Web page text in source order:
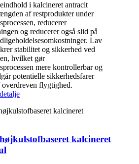
i kalcineret antracit
af ​​restprodukter under
reducerer
og reducerer også slid på
Lav
stabilitet og sikkerhed ved
hvilket gør
mere kontrollerbar og
potentielle sikkerhedsfarer
overdreven flygtighed.
detalje
kalcineret